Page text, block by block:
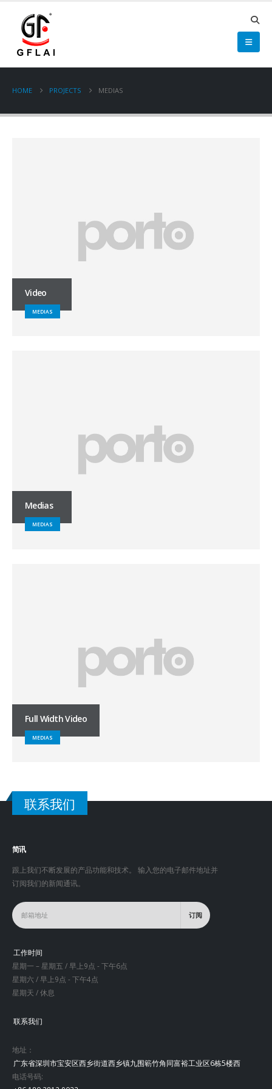
HOME PROJECTS MEDIAS
Video
MEDIAS
Medias
MEDIAS
Full Width Video
MEDIAS
联系我们
简讯
跟上我们不断发展的产品功能和技术。 输入您的电子邮件地址并
订阅我们的新闻通讯。
工作时间
星期一 – 星期五 / 早上9点 - 下午6点
星期六 / 早上9点 - 下午4点
星期天 / 休息
联系我们
地址：
广东省深圳市宝安区西乡街道西乡镇九围簕竹角同富裕工业区6栋5楼西
电话号码: